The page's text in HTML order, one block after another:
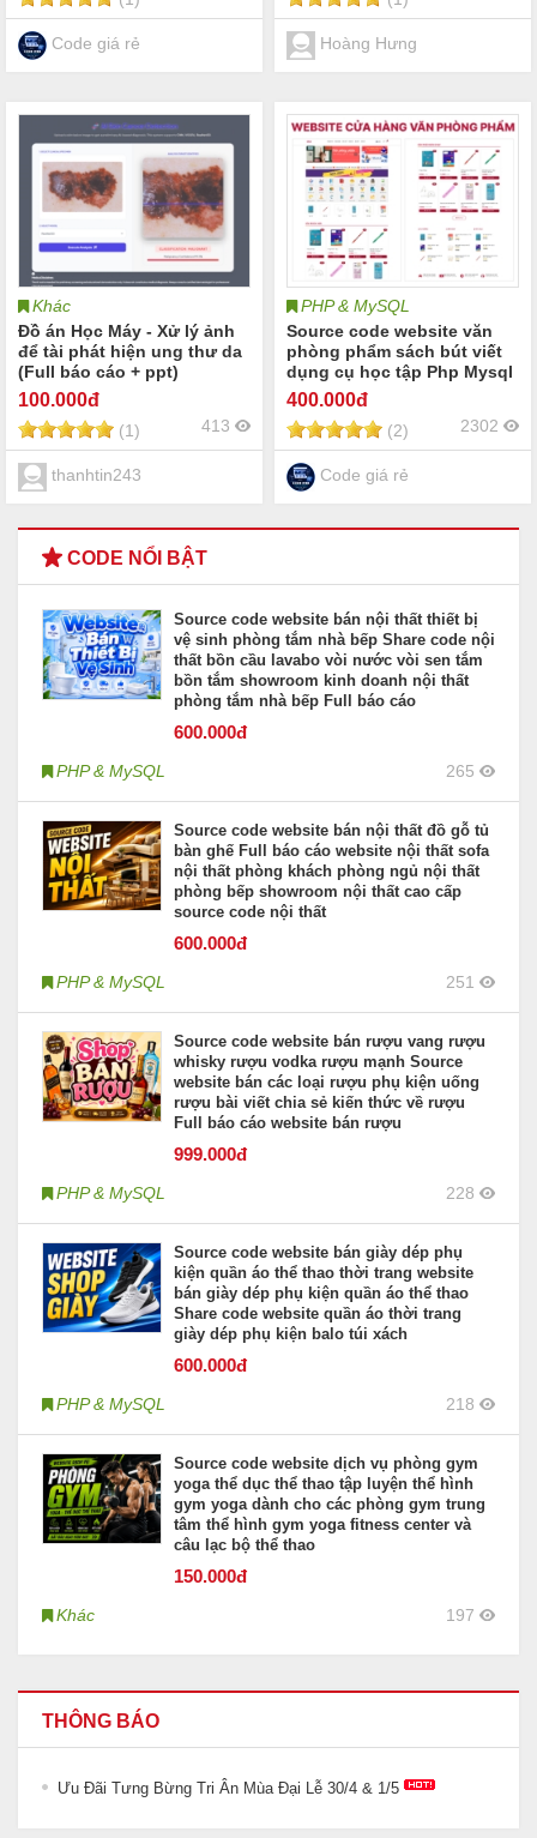
Code giá rẻ Hoàng Hưng
Khác
Đồ án Học Máy - Xử lý ảnh
để tài phát hiện ung thư da
(Full báo cáo + ppt)
100.000đ
(1) 413
thanhtin243
PHP & MySQL
Source code website văn
phòng phẩm sách bút viết
dụng cụ học tập Php Mysql
Dự án website bán sách vở
bút viết thiết bị văn phòng
phẩm tập vở dụng cụ học
tập
400.000đ
(2) 2302
Code giá rẻ
CODE NỔI BẬT
Source code website bán nội thất thiết bị
vệ sinh phòng tắm nhà bếp Share code nội
thất bồn cầu lavabo vòi nước vòi sen tắm
bồn tắm showroom kinh doanh nội thất
phòng tắm nhà bếp Full báo cáo
600.000đ
PHP & MySQL 265
Source code website bán nội thất đồ gỗ tủ
bàn ghế Full báo cáo website nội thất sofa
nội thất phòng khách phòng ngủ nội thất
phòng bếp showroom nội thất cao cấp
source code nội thất
600.000đ
PHP & MySQL 251
Source code website bán rượu vang rượu
whisky rượu vodka rượu mạnh Source
website bán các loại rượu phụ kiện uống
rượu bài viết chia sẻ kiến thức về rượu
Full báo cáo website bán rượu
999.000đ
PHP & MySQL 228
Source code website bán giày dép phụ
kiện quần áo thể thao thời trang website
bán giày dép phụ kiện quần áo thể thao
Share code website quần áo thời trang
giày dép phụ kiện balo túi xách
600.000đ
PHP & MySQL 218
Source code website dịch vụ phòng gym
yoga thể dục thể thao tập luyện thể hình
gym yoga dành cho các phòng gym trung
tâm thể hình gym yoga fitness center và
câu lạc bộ thể thao
150.000đ
Khác 197
THÔNG BÁO
Ưu Đãi Tưng Bừng Tri Ân Mùa Đại Lễ 30/4 & 1/5